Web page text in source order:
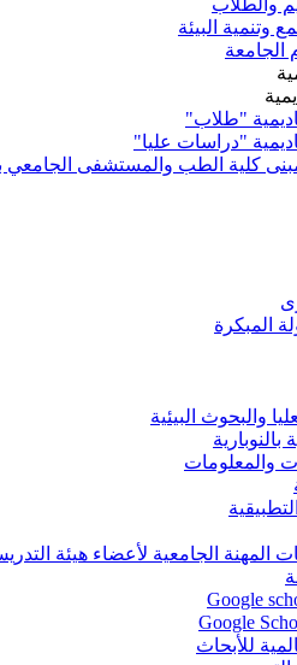
وتنمية البيئة
الجامعة
"طلاب"
"دراسات عليا"
كلية الطب والمستشفى الجامعي
المبكرة
والبحوث البيئية
بالنوبارية
والمعلومات
المهنة الجامعية لأعضاء هيئة
للأبحاث